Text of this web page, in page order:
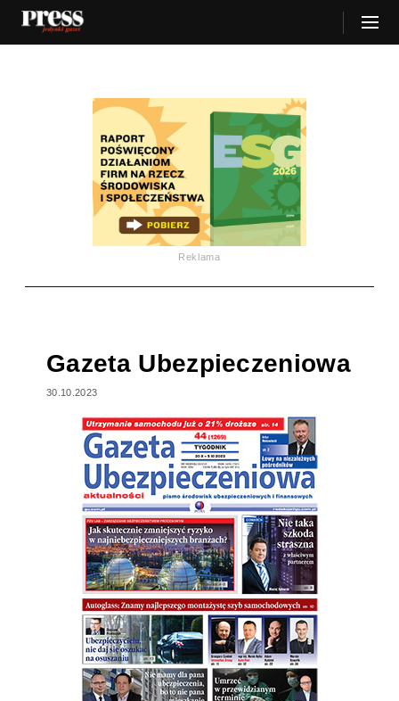
Reklama
Gazeta Ubezpieczeniowa
30.10.2023